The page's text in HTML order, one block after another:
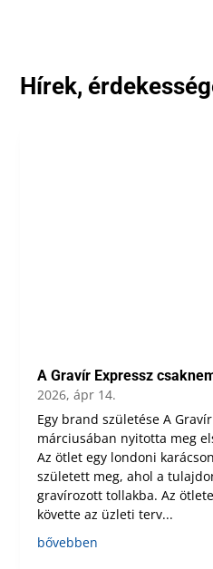
Hírek,
A Gravír Expressz
2026, ápr 14.
Egy brand születése A
márciusában nyitotta meg
Az ötlet egy londoni
született meg, ahol a
gravírozott tollakba. Az
követte az üzleti terv...
bővebben